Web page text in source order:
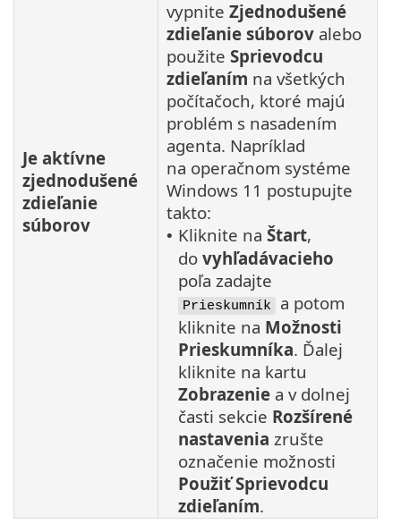
Je aktívne
zjednodušené
zdieľanie
súborov
vypnite Zjednodušené
zdieľanie súborov alebo
použite Sprievodcu
zdieľaním na všetkých
počítačoch, ktoré majú
problém s nasadením
agenta. Napríklad
na operačnom systéme
Windows 11 postupujte
takto:
• Kliknite na Štart,
do vyhľadávacieho
poľa zadajte
Prieskumník
a potom
kliknite na Možnosti
Prieskumníka. Ďalej
kliknite na kartu
Zobrazenie a v dolnej
časti sekcie Rozšírené
nastavenia zrušte
označenie možnosti
Použiť Sprievodcu
zdieľaním.